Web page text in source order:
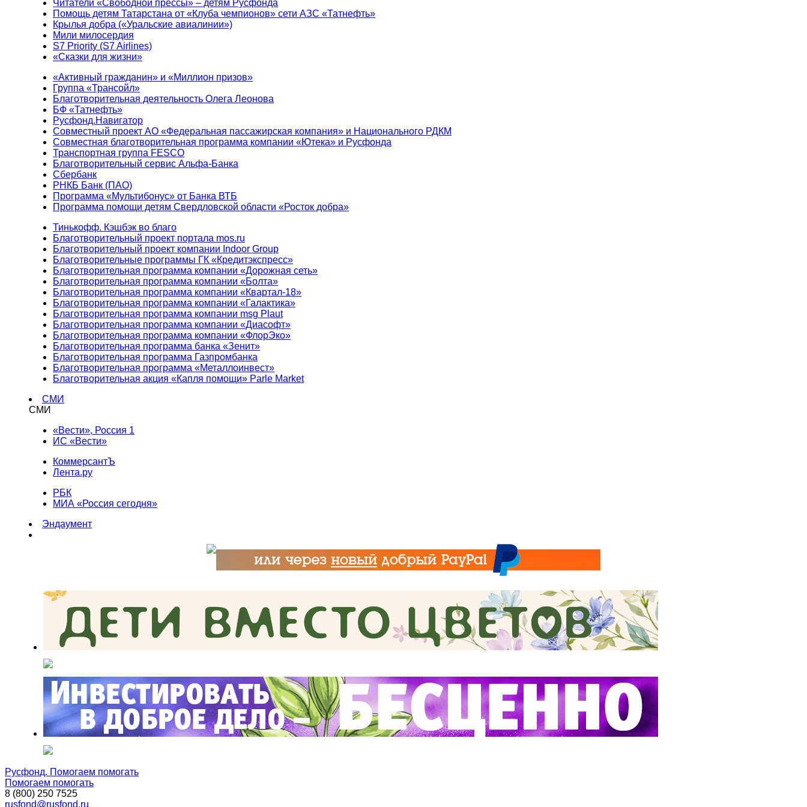
Читатели «Свободной прессы» – детям Русфонда
Помощь детям Татарстана от «Клуба чемпионов» сети АЗС «Татнефть»
Крылья добра («Уральские авиалинии»)
Мили милосердия
S7 Priority (S7 Airlines)
«Сказки для жизни»
«Активный гражданин» и «Миллион призов»
Группа «Трансойл»
Благотворительная деятельность Олега Леонова
БФ «Татнефть»
Русфонд.Навигатор
Совместный проект АО «Федеральная пассажирская компания» и Национального РДКМ
Совместная благотворительная программа компании «Ютека» и Русфонда
Транспортная группа FESCO
Благотворительный сервис Альфа-Банка
Сбербанк
РНКБ Банк (ПАО)
Программа «Мультибонус» от Банка ВТБ
Программа помощи детям Свердловской области «Росток добра»
Тинькофф. Кэшбэк во благо
Благотворительный проект портала mos.ru
Благотворительный проект компании Indoor Group
Благотворительные программы ГК «Кредитэкспресс»
Благотворительная программа компании «Дорожная сеть»
Благотворительная программа компании «Болта»
Благотворительная программа компании «Квартал-18»
Благотворительная программа компании «Галактика»
Благотворительная программа компании msg Plaut
Благотворительная программа компании «Диасофт»
Благотворительная программа компании «ФлорЭко»
Благотворительная программа банка «Зенит»
Благотворительная программа Газпромбанка
Благотворительная программа «Металлоинвест»
Благотворительная акция «Капля помощи» Parle Market
СМИ
СМИ
«Вести», Россия 1
ИС «Вести»
КоммерсантЪ
Лента.ру
РБК
МИА «Россия сегодня»
Эндаумент
Русфонд. Помогаем помогать
Помогаем помогать
8 (800) 250 7525
rusfond@rusfond.ru